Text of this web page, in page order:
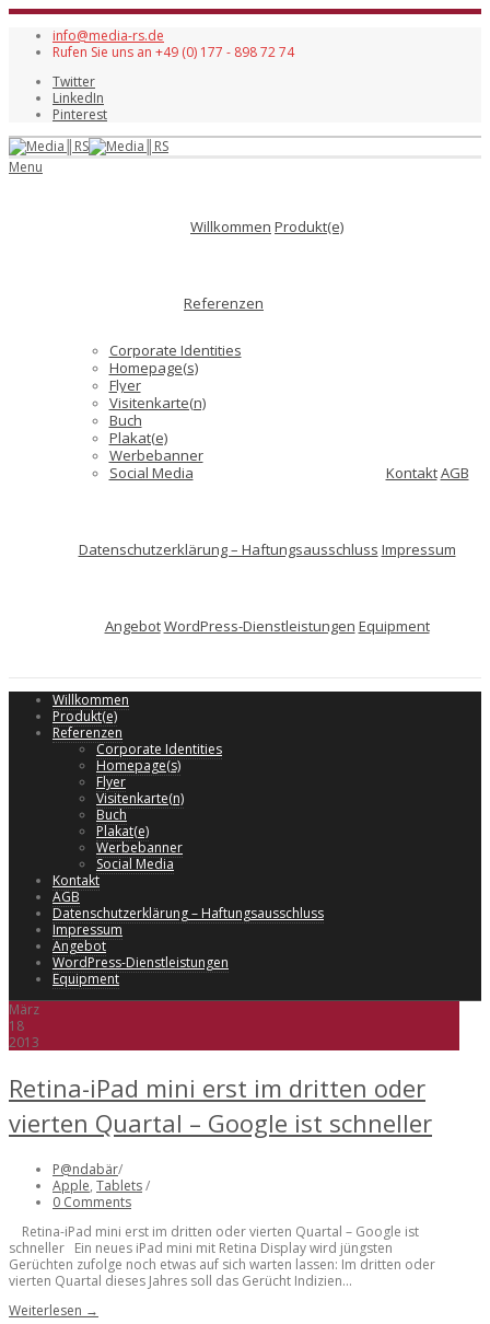
info@media-rs.de
Rufen Sie uns an +49 (0) 177 - 898 72 74
Twitter
LinkedIn
Pinterest
Menu
Willkommen Produkt(e)
Referenzen
Corporate Identities
Homepage(s)
Flyer
Visitenkarte(n)
Buch
Plakat(e)
Werbebanner
Social Media
KontaktAGB
Datenschutzerklärung – Haftungsausschluss Impressum
AngebotWordPress-Dienstleistungen Equipment
Willkommen
Produkt(e)
Referenzen
Corporate Identities
Homepage(s)
Flyer
Visitenkarte(n)
Buch
Plakat(e)
Werbebanner
Social Media
Kontakt
AGB
Datenschutzerklärung – Haftungsausschluss
Impressum
Angebot
WordPress-Dienstleistungen
Equipment
März
18
2013
Retina-iPad mini erst im dritten oder
vierten Quartal – Google ist schneller
P@ndabär/
Apple, Tablets/
0 Comments
Retina-iPad mini erst im dritten oder vierten Quartal – Google ist
schneller Ein neues iPad mini mit Retina Display wird jüngsten
Gerüchten zufolge noch etwas auf sich warten lassen: Im dritten oder
vierten Quartal dieses Jahres soll das Gerücht Indizien...
Weiterlesen →